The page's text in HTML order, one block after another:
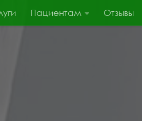
Пациентам Отзывы